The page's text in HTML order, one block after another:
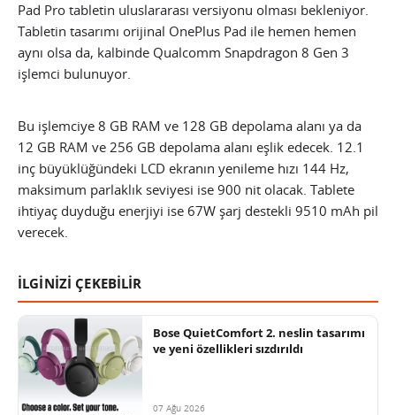
Pad Pro tabletin uluslararası versiyonu olması bekleniyor.
Tabletin tasarımı orijinal OnePlus Pad ile hemen hemen
aynı olsa da, kalbinde Qualcomm Snapdragon 8 Gen 3
işlemci bulunuyor.
Bu işlemciye 8 GB RAM ve 128 GB depolama alanı ya da
12 GB RAM ve 256 GB depolama alanı eşlik edecek. 12.1
inç büyüklüğündeki LCD ekranın yenileme hızı 144 Hz,
maksimum parlaklık seviyesi ise 900 nit olacak. Tablete
ihtiyaç duyduğu enerjiyi ise 67W şarj destekli 9510 mAh pil
verecek.
İLGİNİZİ ÇEKEBİLİR
Bose QuietComfort 2. neslin tasarımı
ve yeni özellikleri sızdırıldı
07 Ağu 2026